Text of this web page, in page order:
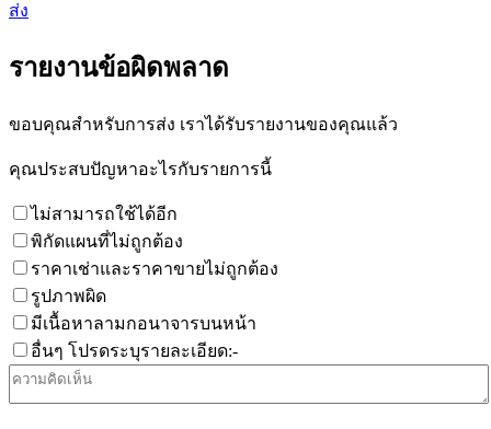
ส่ง
รายงานข้อผิดพลาด
ขอบคุณสำหรับการส่ง เราได้รับรายงานของคุณแล้ว
คุณประสบปัญหาอะไรกับรายการนี้
ไม่สามารถใช้ได้อีก
พิกัดแผนที่ไม่ถูกต้อง
ราคาเช่าและราคาขายไม่ถูกต้อง
รูปภาพผิด
มีเนื้อหาลามกอนาจารบนหน้า
อื่นๆ โปรดระบุรายละเอียด:-